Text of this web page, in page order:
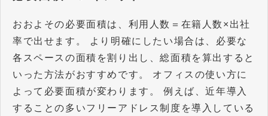
おおよその必要面積は、利用人数＝在籍人数×出社
率で出せます。 より明確にしたい場合は、必要な
各スペースの面積を割り出し、総面積を算出すると
いった方法がおすすめです。 オフィスの使い方に
よって必要面積が変わります。 例えば、近年導入
することの多いフリーアドレス制度を導入している